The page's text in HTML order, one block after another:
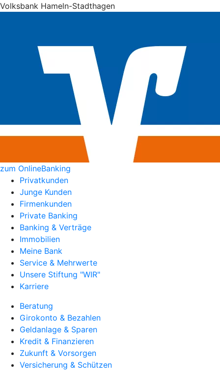
Volksbank Hameln-Stadthagen
zum OnlineBanking
Privatkunden
Junge Kunden
Firmenkunden
Private Banking
Banking & Verträge
Immobilien
Meine Bank
Service & Mehrwerte
Unsere Stiftung "WIR"
Karriere
Beratung
Girokonto & Bezahlen
Geldanlage & Sparen
Kredit & Finanzieren
Zukunft & Vorsorgen
Versicherung & Schützen